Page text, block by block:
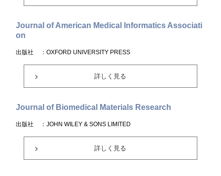
Journal of American Medical Informatics Associati
on
出版社 ：OXFORD UNIVERSITY PRESS
詳しく見る
Journal of Biomedical Materials Research
出版社 ：JOHN WILEY & SONS LIMITED
詳しく見る